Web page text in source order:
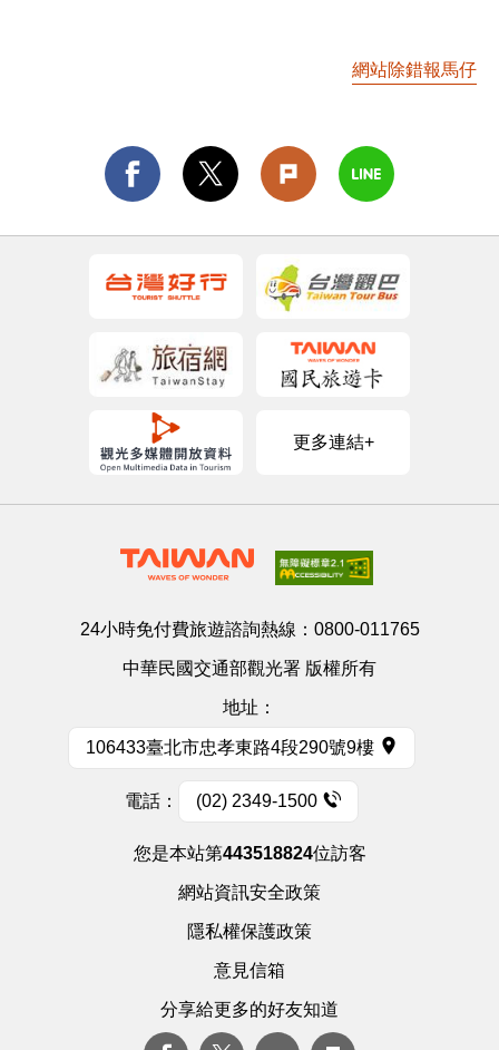
網站除錯報馬仔
更多連結+
24小時免付費旅遊諮詢熱線： 0800-011765
中華民國交通部觀光署 版權所有
地址：
106433臺北市忠孝東路4段290號9樓
電話： (02) 2349-1500
您是本站第443518824位訪客
網站資訊安全政策
隱私權保護政策
意見信箱
分享給更多的好友知道